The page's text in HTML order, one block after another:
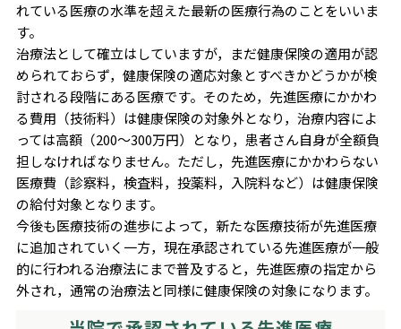
れている医療の水準を超えた最新の医療行為のことをいいま
す。
治療法として確立はしていますが，まだ健康保険の適用が認
められておらず，健康保険の適応対象とすべきかどうかが検
討される段階にある医療です。そのため，先進医療にかかわ
る費用（技術料）は健康保険の対象外となり，治療内容によ
っては高額（200～300万円）となり，患者さん自身が全額負
担しなければなりません。ただし，先進医療にかかわらない
医療費（診察料，検査料，投薬料，入院料など）は健康保険
の給付対象となります。
今後も医療技術の進歩によって，新たな医療技術が先進医療
に追加されていく一方，現在承認されている先進医療が一般
的に行われる治療法にまで普及すると，先進医療の指定から
外され，通常の治療法と同様に健康保険の対象になります。